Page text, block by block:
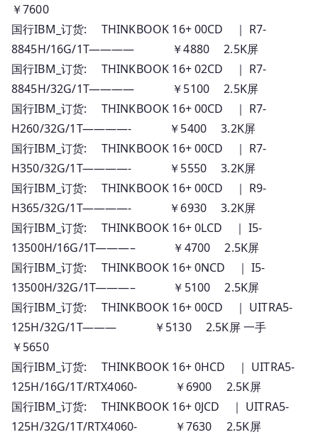
￥7600
国行IBM_订货: THINKBOOK 16+ 00CD ｜ R7-
8845H/16G/1T———— ￥4880 2.5K屏
国行IBM_订货: THINKBOOK 16+ 02CD ｜ R7-
8845H/32G/1T———— ￥5100 2.5K屏
国行IBM_订货: THINKBOOK 16+ 00CD ｜ R7-
H260/32G/1T————- ￥5400 3.2K屏
国行IBM_订货: THINKBOOK 16+ 00CD ｜ R7-
H350/32G/1T————- ￥5550 3.2K屏
国行IBM_订货: THINKBOOK 16+ 00CD ｜ R9-
H365/32G/1T————- ￥6930 3.2K屏
国行IBM_订货: THINKBOOK 16+ 0LCD ｜ I5-
13500H/16G/1T———– ￥4700 2.5K屏
国行IBM_订货: THINKBOOK 16+ 0NCD ｜ I5-
13500H/32G/1T———– ￥5100 2.5K屏
国行IBM_订货: THINKBOOK 16+ 00CD ｜ UITRA5-
125H/32G/1T——— ￥5130 2.5K屏 一手
￥5650
国行IBM_订货: THINKBOOK 16+ 0HCD ｜ UITRA5-
125H/16G/1T/RTX4060- ￥6900 2.5K屏
国行IBM_订货: THINKBOOK 16+ 0JCD ｜ UITRA5-
125H/32G/1T/RTX4060- ￥7630 2.5K屏